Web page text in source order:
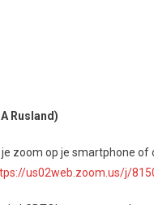
Rusland)
zoom op je smartphone
us02web.zoom.us/j/